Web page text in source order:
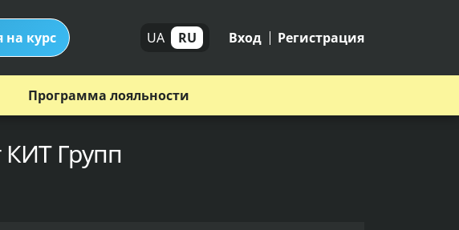
на курс UA RU Вход Регистрация
Программа лояльности
КИТ Групп